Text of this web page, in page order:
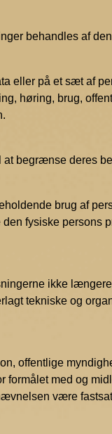
behandles af
på et sæt af
høring, brug,
begrænse deres
brug af
fysiske
ikke
tekniske og
offentlige
med og
være